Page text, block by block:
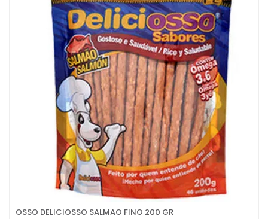
OSSO DELICIOSSO SALMAO FINO 200 GR